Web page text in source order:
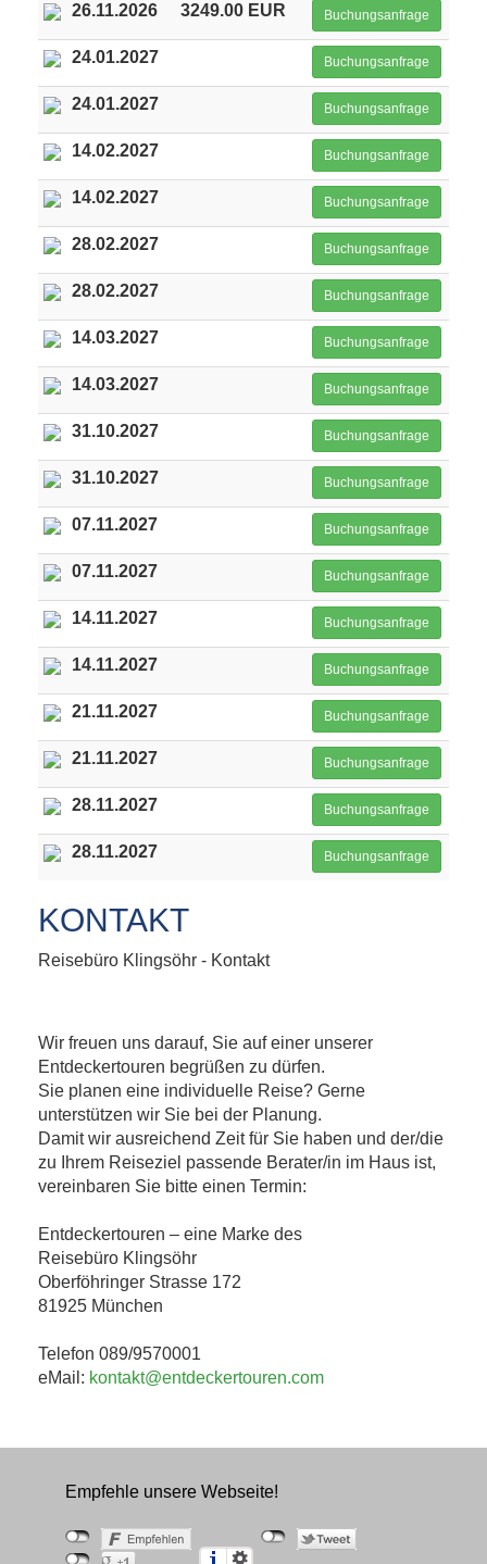
26.11.2026 3249.00 EUR Buchungsanfrage
24.01.2027 Buchungsanfrage
24.01.2027 Buchungsanfrage
14.02.2027 Buchungsanfrage
14.02.2027 Buchungsanfrage
28.02.2027 Buchungsanfrage
28.02.2027 Buchungsanfrage
14.03.2027 Buchungsanfrage
14.03.2027 Buchungsanfrage
31.10.2027 Buchungsanfrage
31.10.2027 Buchungsanfrage
07.11.2027 Buchungsanfrage
07.11.2027 Buchungsanfrage
14.11.2027 Buchungsanfrage
14.11.2027 Buchungsanfrage
21.11.2027 Buchungsanfrage
21.11.2027 Buchungsanfrage
28.11.2027 Buchungsanfrage
28.11.2027 Buchungsanfrage
KONTAKT
Reisebüro Klingsöhr - Kontakt
Wir freuen uns darauf, Sie auf einer unserer
Entdeckertouren begrüßen zu dürfen.
Sie planen eine individuelle Reise? Gerne
unterstützen wir Sie bei der Planung.
Damit wir ausreichend Zeit für Sie haben und der/die
zu Ihrem Reiseziel passende Berater/in im Haus ist,
vereinbaren Sie bitte einen Termin:
Entdeckertouren – eine Marke des
Reisebüro Klingsöhr
Oberföhringer Strasse 172
81925 München
Telefon 089/9570001
eMail: kontakt@entdeckertouren.com
Empfehle unsere Webseite!